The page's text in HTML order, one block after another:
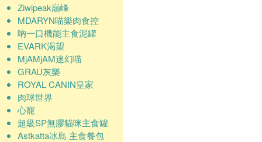
Ziwipeak巔峰
MDARYN喵樂肉食控
吶一口機能主食泥罐
EVARK渴望
MjAMjAM迷幻喵
GRAU灰樂
ROYAL CANIN皇家
肉球世界
心寵
超級SP無膠貓咪主食罐
Astkatta冰島 主食餐包